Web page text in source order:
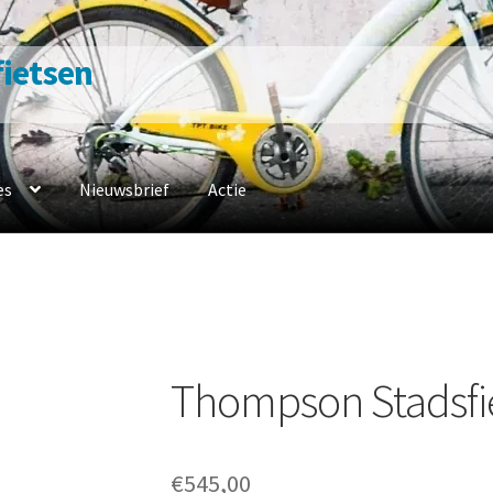
Nieuwsbrief Actie
winkelmandjeThompson
€545,00